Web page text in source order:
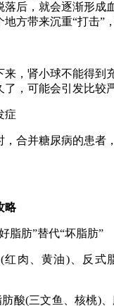
落后，就会逐渐形成
方带来沉重“打击”
，肾小球不能得到
，可能会引发比较
症
合并糖尿病的患者
略
肪”替代“坏脂肪”
肉、黄油)、反式
酸(三文鱼、核桃)、